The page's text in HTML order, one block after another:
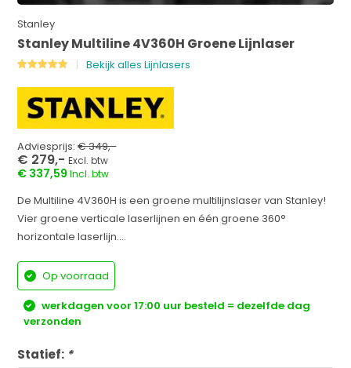
Stanley
Stanley Multiline 4V360H Groene Lijnlaser
Bekijk alles Lijnlasers
Adviesprijs:€ 349,-
€ 279,-Excl. btw
€ 337,59Incl. btw
De Multiline 4V360H is een groene multilijnslaser van Stanley!
Vier groene verticale laserlijnen en één groene 360°
horizontale laserlijn....
Op voorraad
werkdagen voor 17:00 uur besteld = dezelfde dag
verzonden
Statief: *